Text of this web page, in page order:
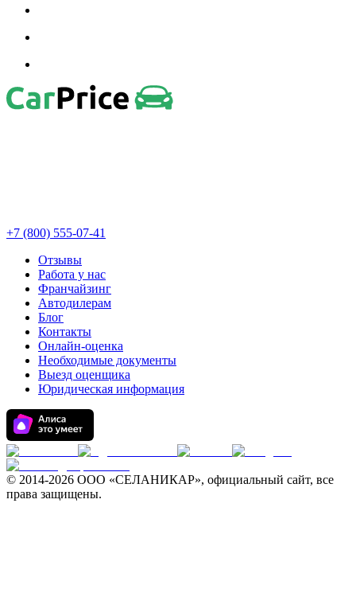
+7 (800) 555-07-41
Отзывы
Работа у нас
Франчайзинг
Автодилерам
Блог
Контакты
Онлайн-оценка
Необходимые документы
Выезд оценщика
Юридическая информация
© 2014-2026 ООО «СЕЛАНИКАР», официальный сайт, все
права защищены.